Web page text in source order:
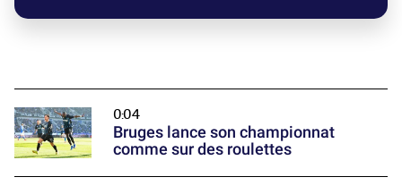
0:04
Bruges lance son championnat
comme sur des roulettes